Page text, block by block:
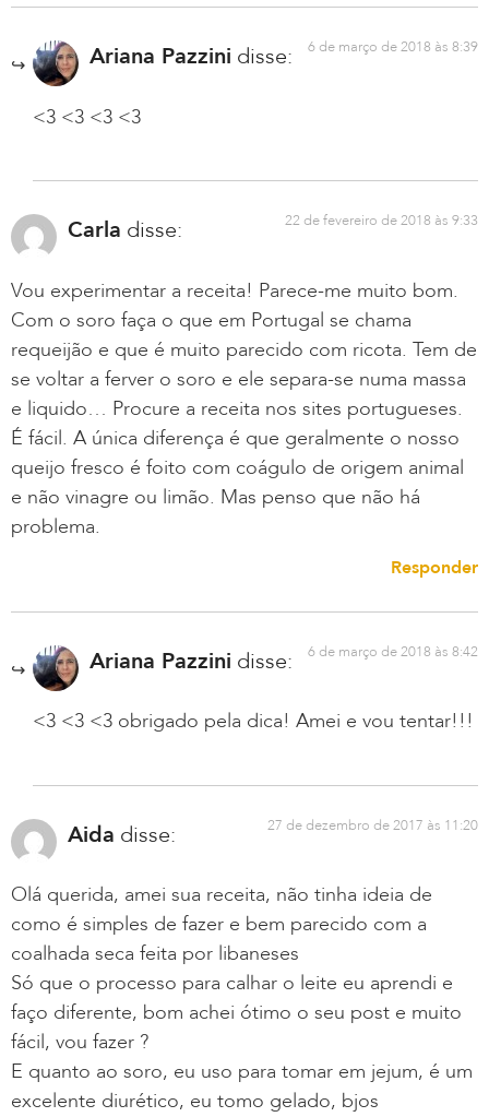
Ariana Pazzini disse: 6 de março de 2018 às 8:39
<3 <3 <3 <3
Carla disse: 22 de fevereiro de 2018 às 9:33
Vou experimentar a receita! Parece-me muito bom.
Com o soro faça o que em Portugal se chama
requeijão e que é muito parecido com ricota. Tem de
se voltar a ferver o soro e ele separa-se numa massa
e liquido… Procure a receita nos sites portugueses.
É fácil. A única diferença é que geralmente o nosso
queijo fresco é foito com coágulo de origem animal
e não vinagre ou limão. Mas penso que não há
problema.
Responder
Ariana Pazzini disse: 6 de março de 2018 às 8:42
<3 <3 <3 obrigado pela dica! Amei e vou tentar!!!
Aida disse: 27 de dezembro de 2017 às 11:20
Olá querida, amei sua receita, não tinha ideia de
como é simples de fazer e bem parecido com a
coalhada seca feita por libaneses
Só que o processo para calhar o leite eu aprendi e
faço diferente, bom achei ótimo o seu post e muito
fácil, vou fazer ?
E quanto ao soro, eu uso para tomar em jejum, é um
excelente diurético, eu tomo gelado, bjos